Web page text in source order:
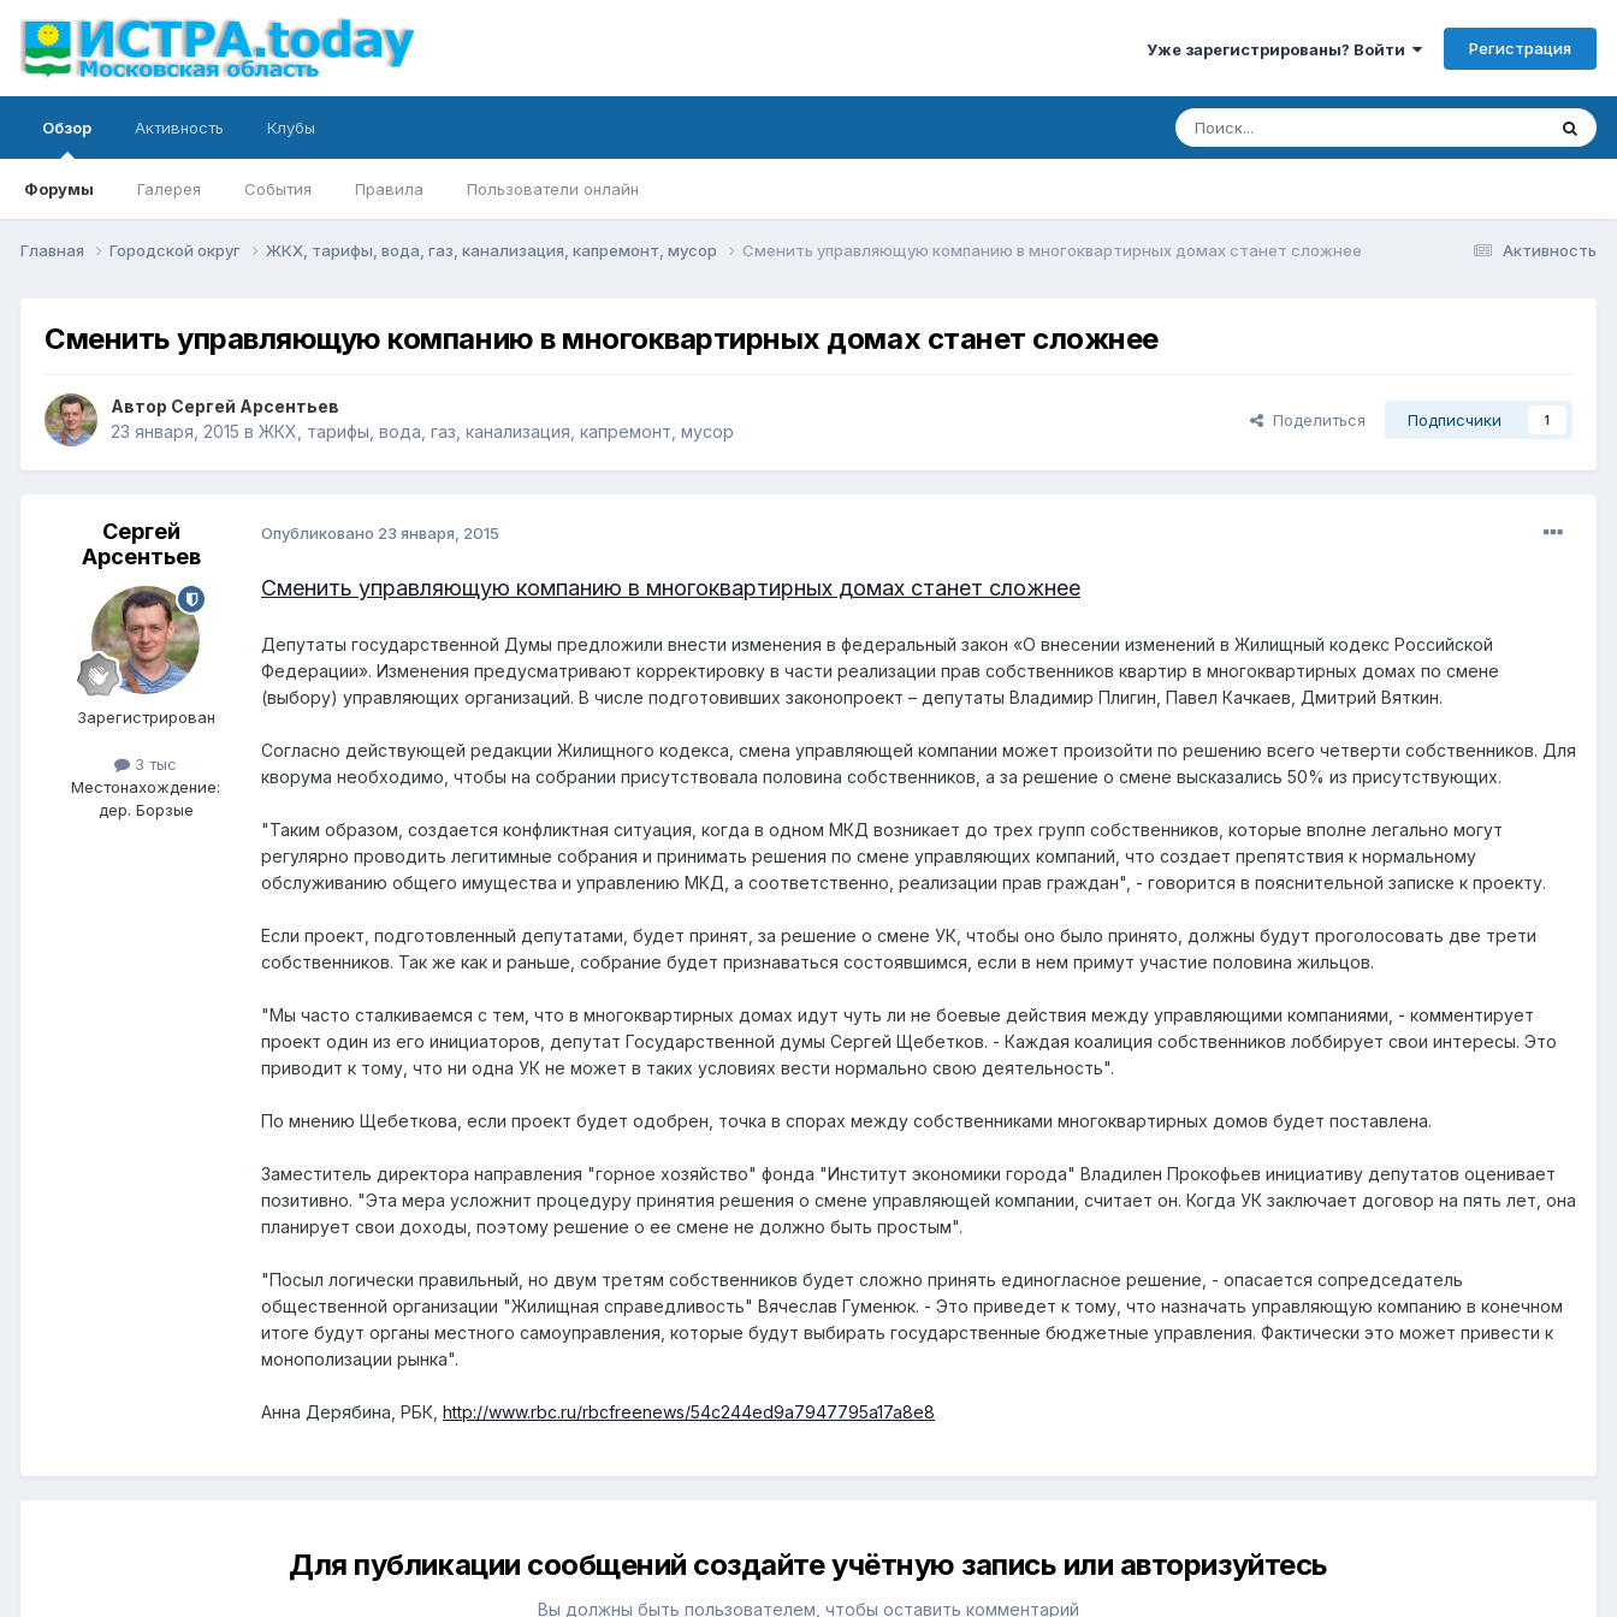
Уже зарегистрированы? Войти Регистрация
Обзор
Форумы Галерея События Правила Пользователи онлайн
Активность Клубы
Активность
Главная Городской округ ЖКХ, тарифы, вода, газ, канализация, капремонт, мусор Сменить управляющую компанию в многоквартирных домах станет сложнее
Сменить управляющую компанию в многоквартирных домах станет сложнее
Автор Сергей Арсентьев
23 января, 2015 в ЖКХ, тарифы, вода, газ, канализация, капремонт, мусор
Поделиться Подписчики 1
Сергей
Арсентьев
Зарегистрирован
3 тыс
Местонахождение:
дер. Борзые
Опубликовано 23 января, 2015
Сменить управляющую компанию в многоквартирных домах станет сложнее
Депутаты государственной Думы предложили внести изменения в федеральный закон «О внесении изменений в Жилищный кодекс Российской
Федерации». Изменения предусматривают корректировку в части реализации прав собственников квартир в многоквартирных домах по смене
(выбору) управляющих организаций. В числе подготовивших законопроект – депутаты Владимир Плигин, Павел Качкаев, Дмитрий Вяткин.
Согласно действующей редакции Жилищного кодекса, смена управляющей компании может произойти по решению всего четверти собственников. Для
кворума необходимо, чтобы на собрании присутствовала половина собственников, а за решение о смене высказались 50% из присутствующих.
"Таким образом, создается конфликтная ситуация, когда в одном МКД возникает до трех групп собственников, которые вполне легально могут
регулярно проводить легитимные собрания и принимать решения по смене управляющих компаний, что создает препятствия к нормальному
обслуживанию общего имущества и управлению МКД, а соответственно, реализации прав граждан", - говорится в пояснительной записке к проекту.
Если проект, подготовленный депутатами, будет принят, за решение о смене УК, чтобы оно было принято, должны будут проголосовать две трети
собственников. Так же как и раньше, собрание будет признаваться состоявшимся, ес​ли в нем примут участие половина жильцов.
"Мы часто сталкиваемся с тем, что в многоквартирных домах идут чуть ли не боевые действия между управляющими компаниями, - комментирует
проект один из его инициаторов, депутат Государственной думы Сергей Щебетков. - Каждая коалиция собственников лоббирует свои интересы. Это
приводит к тому, что ни одна УК не может в таких условиях вести нормально свою деятельность".
По мнению Щебеткова, если проект будет одобрен, точка в спорах между собственниками многоквартирных домов будет поставлена.
Заместитель директора направления "горное хозяйство" фонда "Институт экономики города" Владилен Прокофьев инициативу депутатов оценивает
позитивно. "Эта мера усложнит процедуру принятия решения о смене управляющей компании, считает он. Когда УК заключает договор на пять лет, она
планирует свои доходы, поэтому решение о ее смене не должно быть простым".
"Посыл логически правильный, но двум третям собственников будет сложно принять единогласное решение, - опасается сопредседатель
общественной организации "Жилищная справедливость" Вячеслав Гуменюк. - Это приведет к тому, что назначать управляющую компанию в конечном
итоге будут органы местного самоуправления, которые будут выбирать государственные бюджетные управления. Фактически это может привести к
монополизации рынка".
Анна Дерябина, РБК, http://www.rbc.ru/rbcfreenews/54c244ed9a7947795a17a8e8
Для публикации сообщений создайте учётную запись или авторизуйтесь
Вы должны быть пользователем, чтобы оставить комментарий